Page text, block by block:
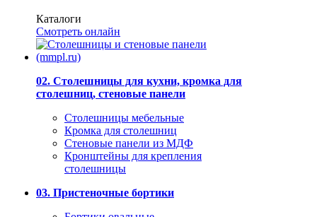
Каталоги
Смотреть онлайн
02. Столешницы для кухни, кромка для
столешниц, стеновые панели
Столешницы мебельные
Кромка для столешниц
Стеновые панели из МДФ
Кронштейны для крепления
столешницы
03. Пристеночные бортики